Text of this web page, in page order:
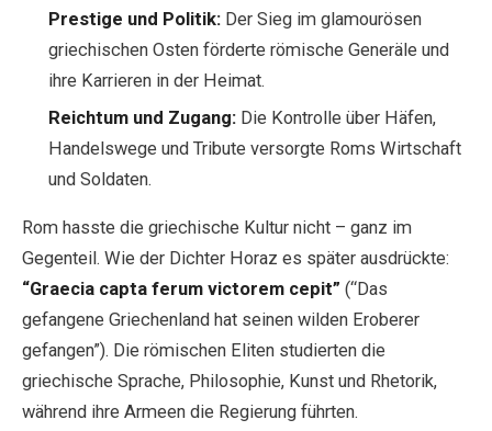
Prestige und Politik: Der Sieg im glamourösen
griechischen Osten förderte römische Generäle und
ihre Karrieren in der Heimat.
Reichtum und Zugang: Die Kontrolle über Häfen,
Handelswege und Tribute versorgte Roms Wirtschaft
und Soldaten.
Rom hasste die griechische Kultur nicht – ganz im
Gegenteil. Wie der Dichter Horaz es später ausdrückte:
“Graecia capta ferum victorem cepit” (“Das
gefangene Griechenland hat seinen wilden Eroberer
gefangen”). Die römischen Eliten studierten die
griechische Sprache, Philosophie, Kunst und Rhetorik,
während ihre Armeen die Regierung führten.